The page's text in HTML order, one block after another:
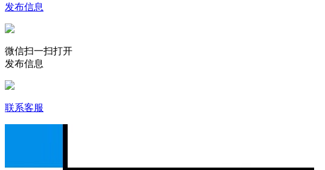
发布信息
微信扫一扫打开
发布信息
联系客服